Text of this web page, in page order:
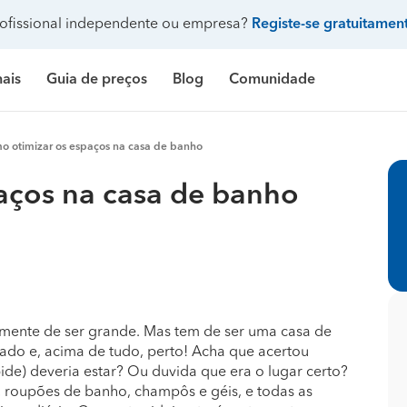
independente ou empresa? Registe-se
Construção de casa
Topógrafos Climatização e ar
Guia de preços
de casa
de piscina
Preço Construção de casa
Preço Construção de edifício
Blog
Remodelação casa de banho
Comunidade
Galeria de fotos
otimizar os espaços na casa de banho
na casa de banho
de ser grande. Mas tem de ser uma casa de
e, acima de tudo, perto! Acha que acertou
deveria estar? Ou duvida que era o lugar certo?
de banho, champôs e géis, e todas as